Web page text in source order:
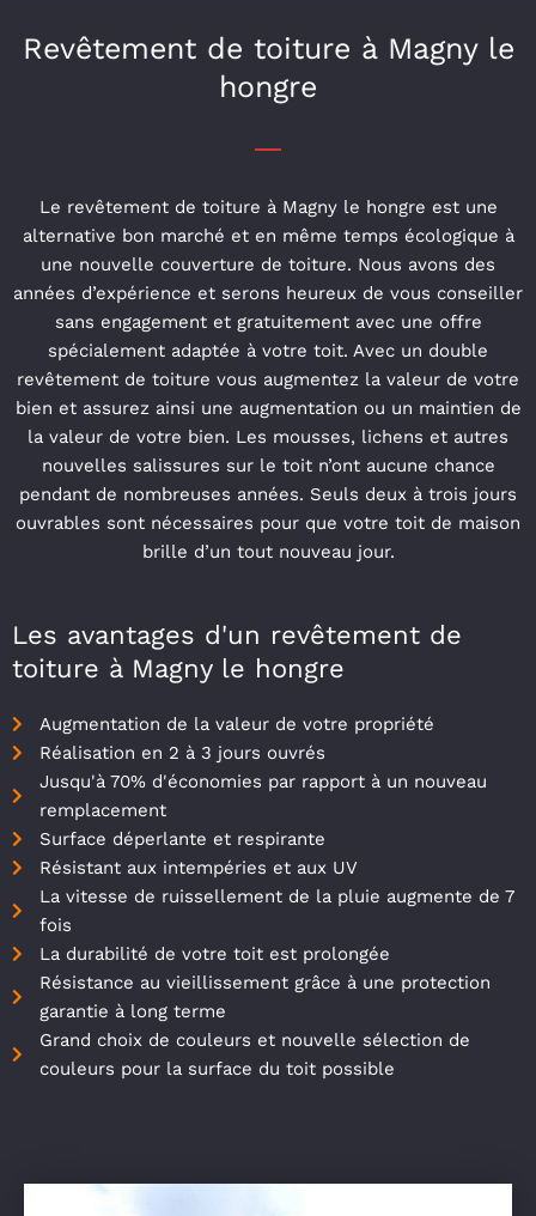
Revêtement de toiture à Magny le
hongre
Le revêtement de toiture à Magny le hongre est une
alternative bon marché et en même temps écologique à
une nouvelle couverture de toiture. Nous avons des
années d’expérience et serons heureux de vous conseiller
sans engagement et gratuitement avec une offre
spécialement adaptée à votre toit. Avec un double
revêtement de toiture vous augmentez la valeur de votre
bien et assurez ainsi une augmentation ou un maintien de
la valeur de votre bien. Les mousses, lichens et autres
nouvelles salissures sur le toit n’ont aucune chance
pendant de nombreuses années. Seuls deux à trois jours
ouvrables sont nécessaires pour que votre toit de maison
brille d’un tout nouveau jour.
Les avantages d'un revêtement de
toiture à Magny le hongre
Augmentation de la valeur de votre propriété
Réalisation en 2 à 3 jours ouvrés
Jusqu'à 70% d'économies par rapport à un nouveau
remplacement
Surface déperlante et respirante
Résistant aux intempéries et aux UV
La vitesse de ruissellement de la pluie augmente de 7
fois
La durabilité de votre toit est prolongée
Résistance au vieillissement grâce à une protection
garantie à long terme
Grand choix de couleurs et nouvelle sélection de
couleurs pour la surface du toit possible